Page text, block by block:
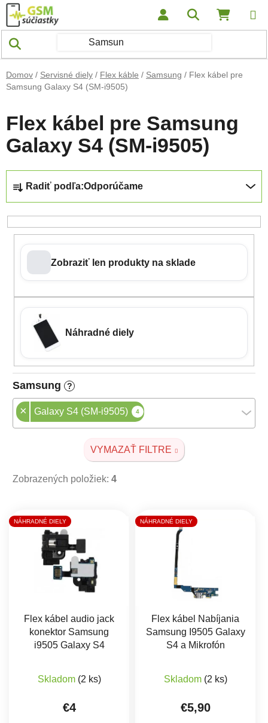
Prejsť na obsah Hľadať
Domov / Servisné diely / Flex káble / Samsung / Flex kábel pre
Samsung Galaxy S4 (SM-i9505)
Flex kábel pre Samsung
Galaxy S4 (SM-i9505)
Radiť podľa:Odporúčame
Zobraziť len produkty na sklade
Náhradné diely
Samsung ?
× Galaxy S4 (SM-i9505) 4
VYMAZAŤ FILTRE
Zobrazených položiek: 4
Výpis produktov
NÁHRADNÉ DIELY
Flex kábel audio jack
konektor Samsung
i9505 Galaxy S4
Skladom (2 ks)
€4
NÁHRADNÉ DIELY
Flex kábel Nabíjania
Samsung I9505 Galaxy
S4 a Mikrofón
Skladom (2 ks)
€5,90